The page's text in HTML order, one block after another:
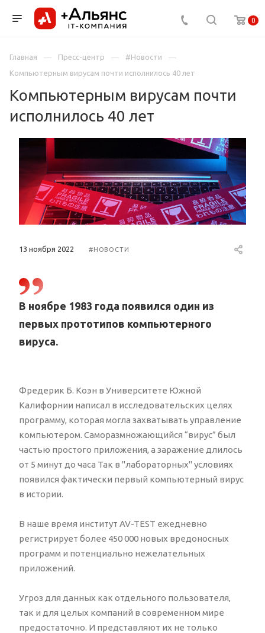
0
Главная Пресс-центр
#Новости
Компьютерным вирусам почти исполнилось 40 лет
Компьютерным вирусам почти
исполнилось 40 лет
13 ноября 2022 #НОВОСТИ
В ноябре 1983 года появился один из
первых прототипов компьютерного
вируса.
Фредерик Б. Коэн в Университете Южной
Калифорнии написал в исследовательских целях
программу, которая могла захватывать управление
компьютером. Саморазмножающийся “вирус” был
частью простого приложения, а заражение длилось
от 5 минут до часа Так в "лабораторных" условиях
появился фактически первый компьютерный вирус
в истории.
В наше время институт AV-TEST ежедневно
регистрирует более 450 000 новых вредоносных
программ и потенциально нежелательных
приложений.
Угроз для данных как отдельного пользователя,
так и для целых компаний в современном мире
предостаточно. И представляют их не только